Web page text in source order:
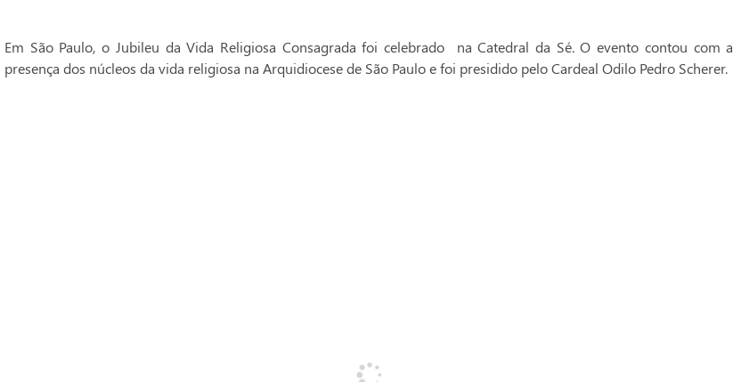
Em São Paulo, o Jubileu da Vida Religiosa Consagrada foi celebrado na Catedral da Sé. O evento contou com a
presença dos núcleos da vida religiosa na Arquidiocese de São Paulo e foi presidido pelo Cardeal Odilo Pedro Scherer.